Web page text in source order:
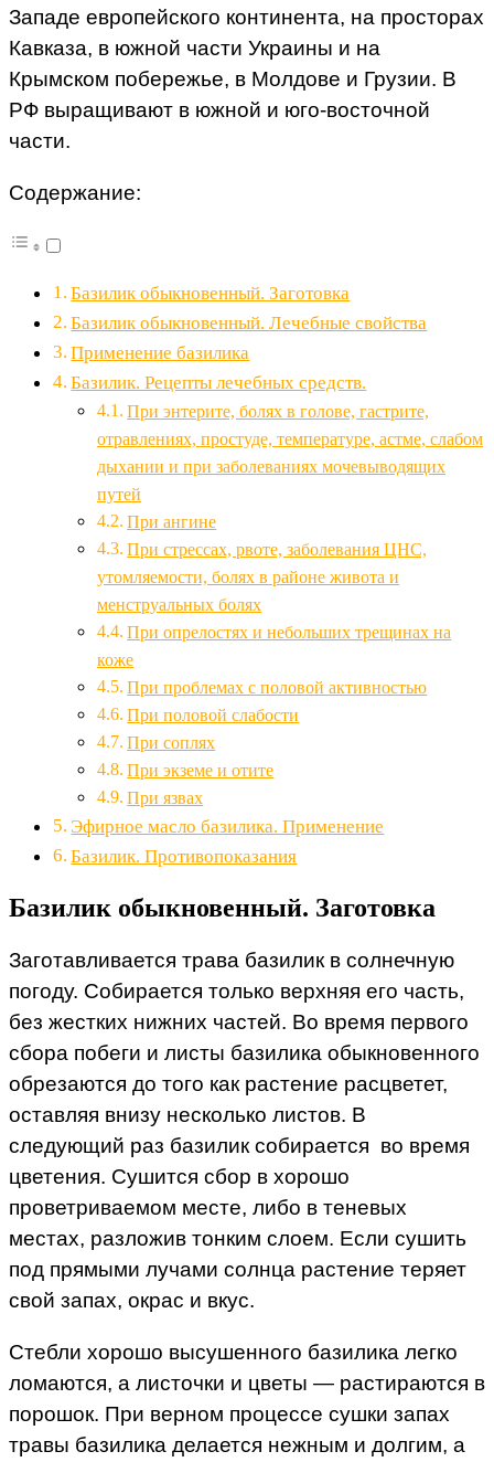
Западе европейского континента, на просторах
Кавказа, в южной части Украины и на
Крымском побережье, в Молдове и Грузии. В
РФ выращивают в южной и юго-восточной
части.
Содержание:
Базилик обыкновенный. Заготовка
Базилик обыкновенный. Лечебные свойства
Применение базилика
Базилик. Рецепты лечебных средств.
При энтерите, болях в голове, гастрите,
отравлениях, простуде, температуре, астме, слабом
дыхании и при заболеваниях мочевыводящих
путей
При ангине
При стрессах, рвоте, заболевания ЦНС,
утомляемости, болях в районе живота и
менструальных болях
При опрелостях и небольших трещинах на
коже
При проблемах с половой активностью
При половой слабости
При соплях
При экземе и отите
При язвах
Эфирное масло базилика. Применение
Базилик. Противопоказания
Базилик обыкновенный. Заготовка
Заготавливается трава базилик в солнечную
погоду. Собирается только верхняя его часть,
без жестких нижних частей. Во время первого
сбора побеги и листы базилика обыкновенного
обрезаются до того как растение расцветет,
оставляя внизу несколько листов. В
следующий раз базилик собирается во время
цветения. Сушится сбор в хорошо
проветриваемом месте, либо в теневых
местах, разложив тонким слоем. Если сушить
под прямыми лучами солнца растение теряет
свой запах, окрас и вкус.
Стебли хорошо высушенного базилика легко
ломаются, а листочки и цветы — растираются в
порошок. При верном процессе сушки запах
травы базилика делается нежным и долгим, а